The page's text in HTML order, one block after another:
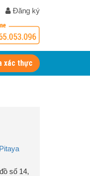
Đăng ký
xác thực
số 14,